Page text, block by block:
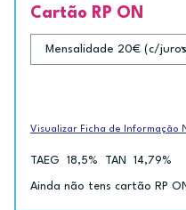
Cartão RP ON
Visualizar Ficha de Informação
TAEG 18,5% TAN 14,79%
Ainda não tens cartão RP